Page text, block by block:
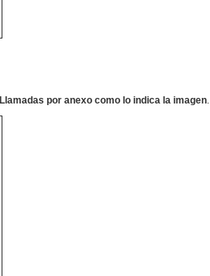
Llamadas por anexo como lo indica la imagen.